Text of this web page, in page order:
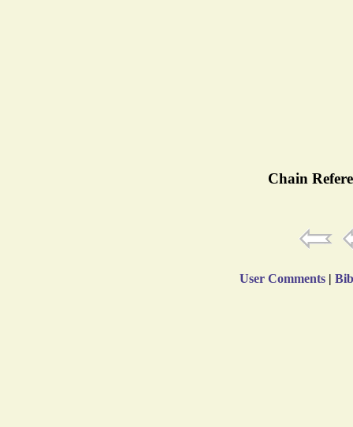
Chain
User Comments |